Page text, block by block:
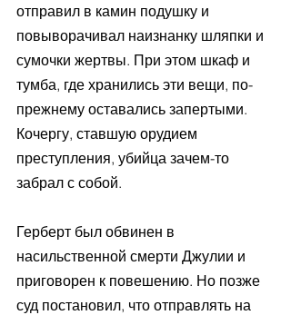
отправил в камин подушку и
повыворачивал наизнанку шляпки и
сумочки жертвы. При этом шкаф и
тумба, где хранились эти вещи, по-
прежнему оставались запертыми.
Кочергу, ставшую орудием
преступления, убийца зачем-то
забрал с собой.
Герберт был обвинен в
насильственной смерти Джулии и
приговорен к повешению. Но позже
суд постановил, что отправлять на